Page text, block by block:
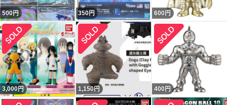
500円 350円 600 円
3,000円 1,150円 400 円